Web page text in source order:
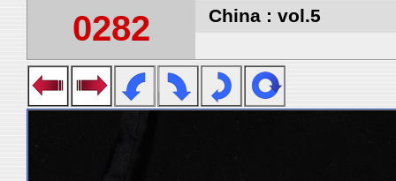
0282 China : vol.5